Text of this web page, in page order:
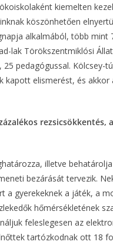
kiemelten
köszönhetően
alkalmából, több
lak Törökszentmiklósi
pedagógussal. Kölcsey-
kapott elismerést, és
illetve
bezárását tervezik.
gyerekeknek a játék, a
hőmérsékletének
feleslegesen az
tartózkodnak ott 18